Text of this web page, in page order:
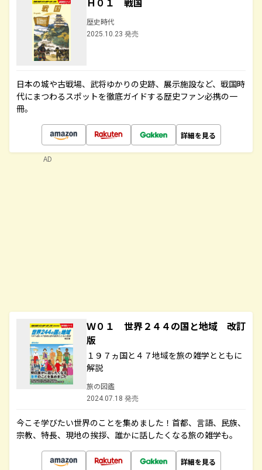
歴史時代
2025.10.23 発売
日本の城や古戦場、武将ゆかりの史跡、展示施設など、戦国時
代にまつわるスポットを徹底ガイドする歴史ファン必携の一
冊。
詳細を見る
Ｗ０１ 世界２４４の国と地域 改訂
版
１９７ヵ国と４７地域を旅の雑学とともに
解説
旅の図鑑
2024.07.18 発売
今こそ学びたい世界のことを集めました！首都、言語、民族、
宗教、特長、現地の挨拶、誰かに話したくなる旅の雑学も。
詳細を見る
AD